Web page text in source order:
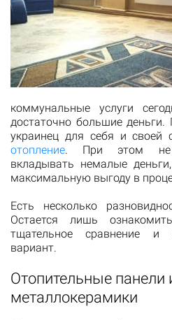
коммунальные услуги
достаточно большие
украинец для себя и
отопление. При этом не
вкладывать немалые
максимальную выгоду в
Есть несколько
Остается лишь
тщательное сравнение и
вариант.
Отопительные панели
металлокерамики